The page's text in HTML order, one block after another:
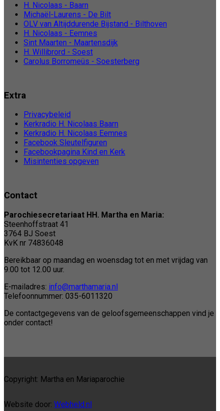
H. Nicolaas - Baarn
Michaël-Laurens - De Bilt
OLV van Altijddurende Bijstand - Bilthoven
H. Nicolaas - Eemnes
Sint Maarten - Maartensdijk
H. Willibrord - Soest
Carolus Borromeüs - Soesterberg
Extra
Privacybeleid
Kerkradio H. Nicolaas Baarn
Kerkradio H. Nicolaas Eemnes
Facebook Sleutelfiguren
Facebookpagina Kind en Kerk
Misintenties opgeven
Contact
Parochiesecretariaat HH. Martha en Maria:
Steenhoffstraat 41
3764 BJ Soest
KvK nr 74836048
Bereikbaar op maandag en woensdag tot en met vrijdag van
9.00 tot 12.00 uur.
E-mailadres: info@marthamaria.nl
Telefoonnummer: 035-6011320
De contactgegevens van de geloofsgemeenschappen vind je
onder contact!
Copyright: Martha en Mariaparochie
Website door: Webheld.nl